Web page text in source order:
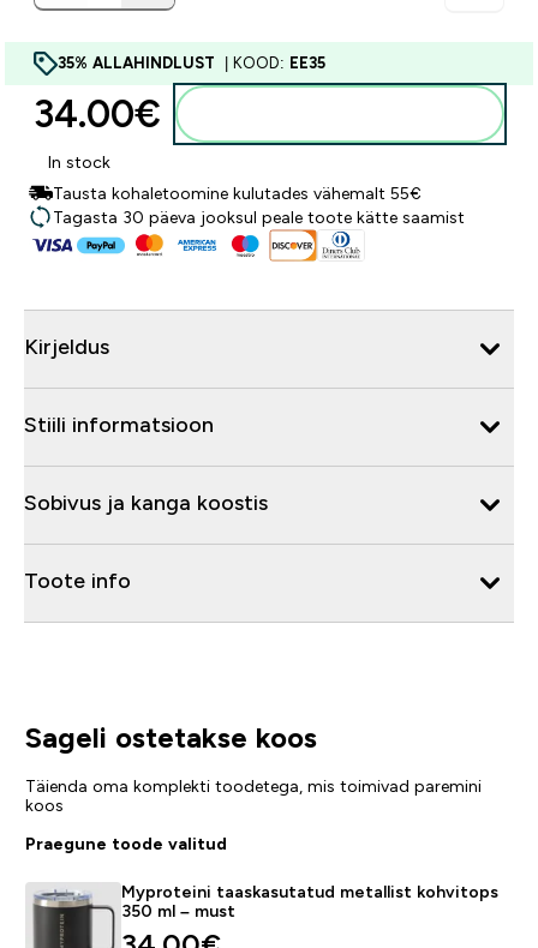
35% ALLAHINDLUST | KOOD: EE35
34.00€‎
In stock
Tausta kohaletoomine kulutades vähemalt 55€
Tagasta 30 päeva jooksul peale toote kätte saamist
Kirjeldus
Stiili informatsioon
Sobivus ja kanga koostis
Toote info
Sageli ostetakse koos
Täienda oma komplekti toodetega, mis toimivad paremini
koos
Praegune toode valitud
Myproteini taaskasutatud metallist kohvitops
350 ml – must